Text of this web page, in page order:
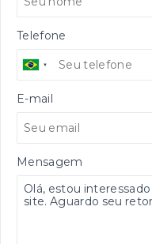
Telefone
E-mail
Mensagem